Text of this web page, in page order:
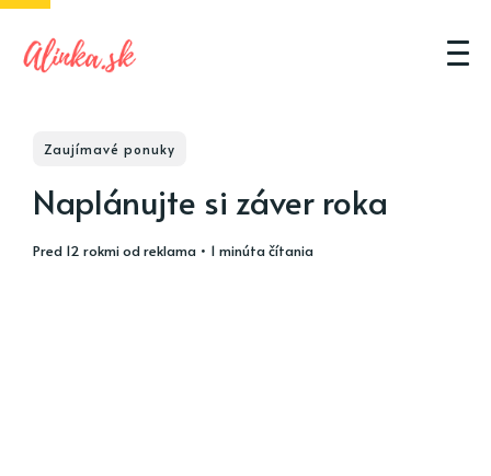
Zaujímavé ponuky
Naplánujte si záver roka
pred 12 rokmiodreklama • 1 minúta čítania